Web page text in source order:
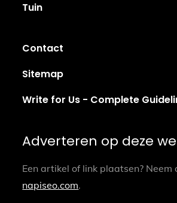
Tuin
Contact
Sitemap
Write for Us - Complete
Adverteren op deze
Een artikel of link plaatsen? Neem
napiseo.com.